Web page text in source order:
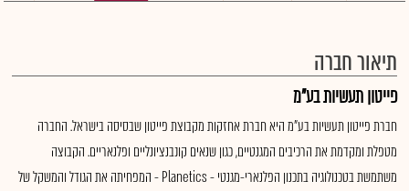
תיאור חברה
פייטון תעשיות בע"מ
חברת פייטון תעשיות בע"מ היא חברת אחזקות מקבוצת פייטון שבסיסה בישראל. החברה
מטפלת ומקדמת את הרכיבים המגנטיים, כגון שנאים קונבנציונליים ופלנאריים. הקבוצה
משתמשת בטכנולוגיה בתכנון הפלנארי-מגנטי - Planetics - המפחיתה את הגודל והמשקל של